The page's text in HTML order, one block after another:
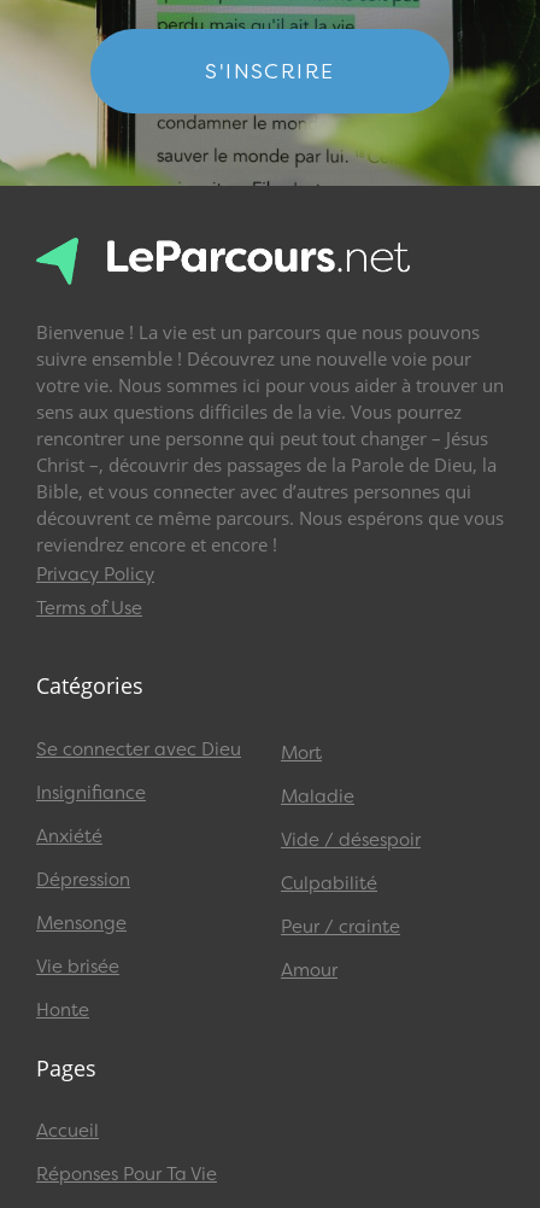
S'INSCRIRE
Bienvenue ! La vie est un parcours que nous pouvons
suivre ensemble ! Découvrez une nouvelle voie pour
votre vie. Nous sommes ici pour vous aider à trouver un
sens aux questions difficiles de la vie. Vous pourrez
rencontrer une personne qui peut tout changer – Jésus
Christ –, découvrir des passages de la Parole de Dieu, la
Bible, et vous connecter avec d’autres personnes qui
découvrent ce même parcours. Nous espérons que vous
reviendrez encore et encore !
Privacy Policy
Terms of Use
Catégories
Se connecter avec Dieu
Insignifiance
Anxiété
Dépression
Mensonge
Vie brisée
Honte
Mort
Maladie
Vide / désespoir
Culpabilité
Peur / crainte
Amour
Pages
Accueil
Réponses Pour Ta Vie